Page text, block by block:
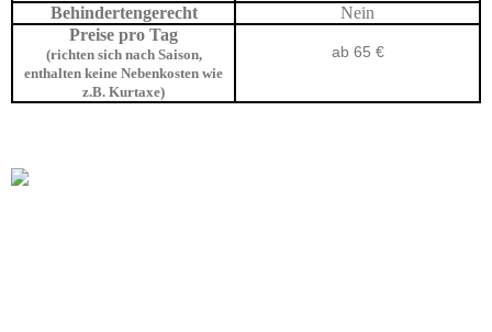
Behindertengerecht
Nein
Preise pro Tag
(richten sich nach Saison,
enthalten keine Nebenkosten wie
z.B. Kurtaxe)
ab 65 €